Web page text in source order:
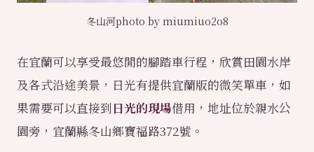
冬山河photo by miumiuo2o8
在宜蘭可以享受最悠閒的腳踏車行程，欣賞田園水岸
及各式沿途美景，日光有提供宜蘭版的微笑單車，如
果需要可以直接到日光的現場借用，地址位於親水公
園旁，宜蘭縣冬山鄉寶福路372號。